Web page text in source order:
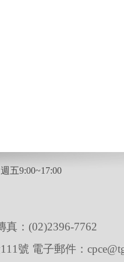
五9:00~17:00
真：(02)2396-7762
號 電子郵件：